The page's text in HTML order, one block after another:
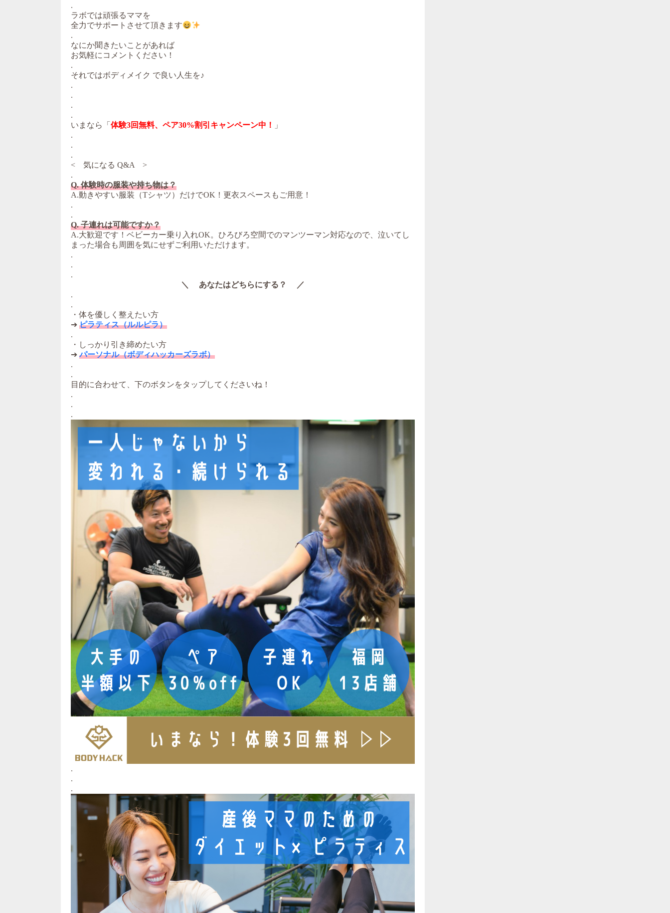
.
ラボでは頑張るママを
全力でサポートさせて頂きます
.
なにか聞きたいことがあれば
お気軽にコメントください！
.
それではボディメイク で良い人生を♪
.
.
.
.
いまなら「 体験3回無料、ペア30%割引キャンペーン中！
」
.
.
.
< 気になる Q&A >
.
Q. 体験時の服装や持ち物は？
A.動きやすい服装（Tシャツ）だけでOK！更衣スペースもご用意！
.
.
Q. 子連れは可能ですか？
A.大歓迎です！ベビーカー乗り入れOK。ひろびろ空間でのマンツーマン対応なので、泣いてし
まった場合も周囲を気にせずご利用いただけます。
.
.
.
＼ あなたはどちらにする？ ／
.
.
・体を優しく整えたい方
➔ ピラティス（ルルピラ）
.
・しっかり引き締めたい方
➔パーソナル（ボディハッカーズラボ）
.
.
目的に合わせて、下のボタンをタップしてくださいね！
.
.
.
.
.
.